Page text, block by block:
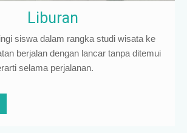
Liburan
siswa dalam rangka studi wisata ke
berjalan dengan lancar tanpa ditemui
selama perjalanan.